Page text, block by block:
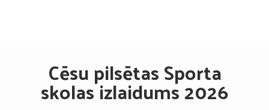
Cēsu pilsētas Sporta
skolas izlaidums 2026